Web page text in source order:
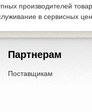
производителей
в сервисных
Партнерам
Поставщикам